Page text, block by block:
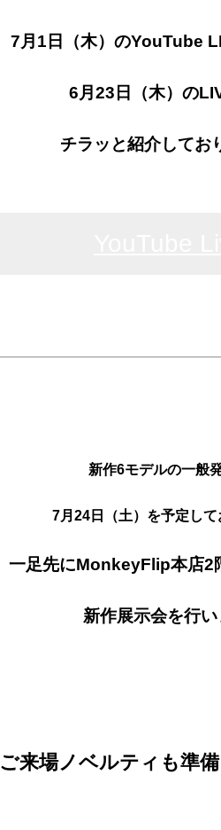
7月1日（木）のYouTube
6月23日（木）の
チラッと紹介してお
新作6モデルの一般
7月24日（土）を予定して
一足先にMonkeyFlip本店2
新作展示会を行
ご来場ノベルティも準